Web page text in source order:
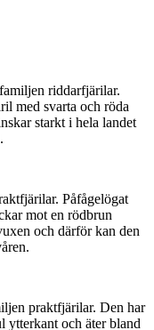
riddarfjärilar.
med svarta och röda
starkt i hela landet
Påfågelögat
mot en rödbrun
och därför kan den
praktfjärilar. Den har
ytterkant och äter bland